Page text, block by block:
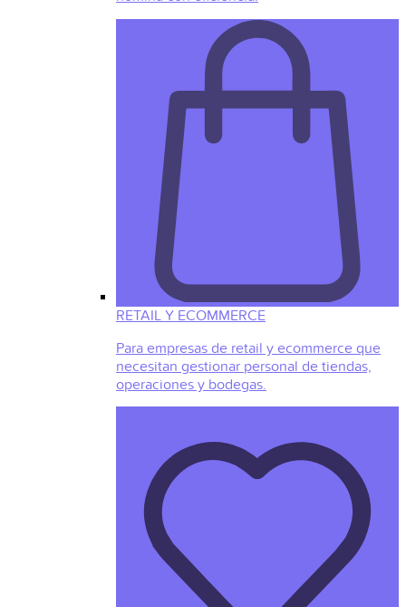
RETAIL Y ECOMMERCE
Para empresas de retail y ecommerce que
necesitan gestionar personal de tiendas,
operaciones y bodegas.